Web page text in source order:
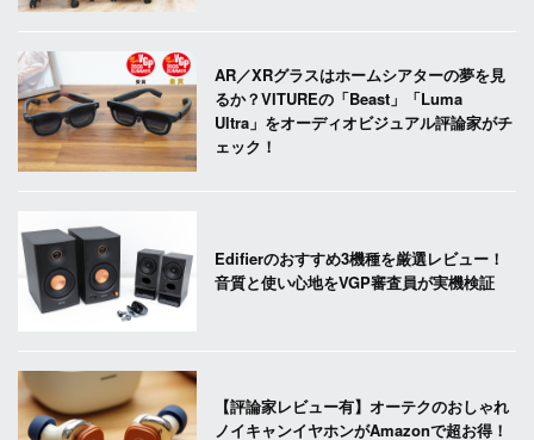
AR／XRグラスはホームシアターの夢を見
るか？VITUREの「Beast」「Luma
Ultra」をオーディオビジュアル評論家がチ
ェック！
Edifierのおすすめ3機種を厳選レビュー！
音質と使い心地をVGP審査員が実機検証
【評論家レビュー有】オーテクのおしゃれ
ノイキャンイヤホンがAmazonで超お得！